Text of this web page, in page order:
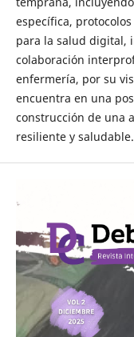
específica,
para la salud digital,
colaboración
enfermería, por su
encuentra en una
construcción de una
resiliente y saludable.